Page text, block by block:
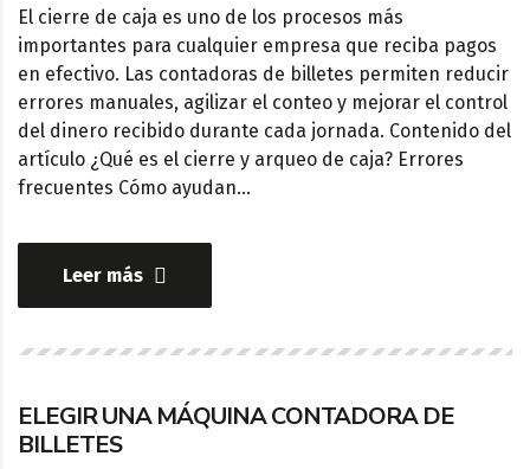
El cierre de caja es uno de los procesos más
importantes para cualquier empresa que reciba pagos
en efectivo. Las contadoras de billetes permiten reducir
errores manuales, agilizar el conteo y mejorar el control
del dinero recibido durante cada jornada. Contenido del
artículo ¿Qué es el cierre y arqueo de caja? Errores
frecuentes Cómo ayudan…
Leer más
ELEGIR UNA MÁQUINA CONTADORA DE
BILLETES